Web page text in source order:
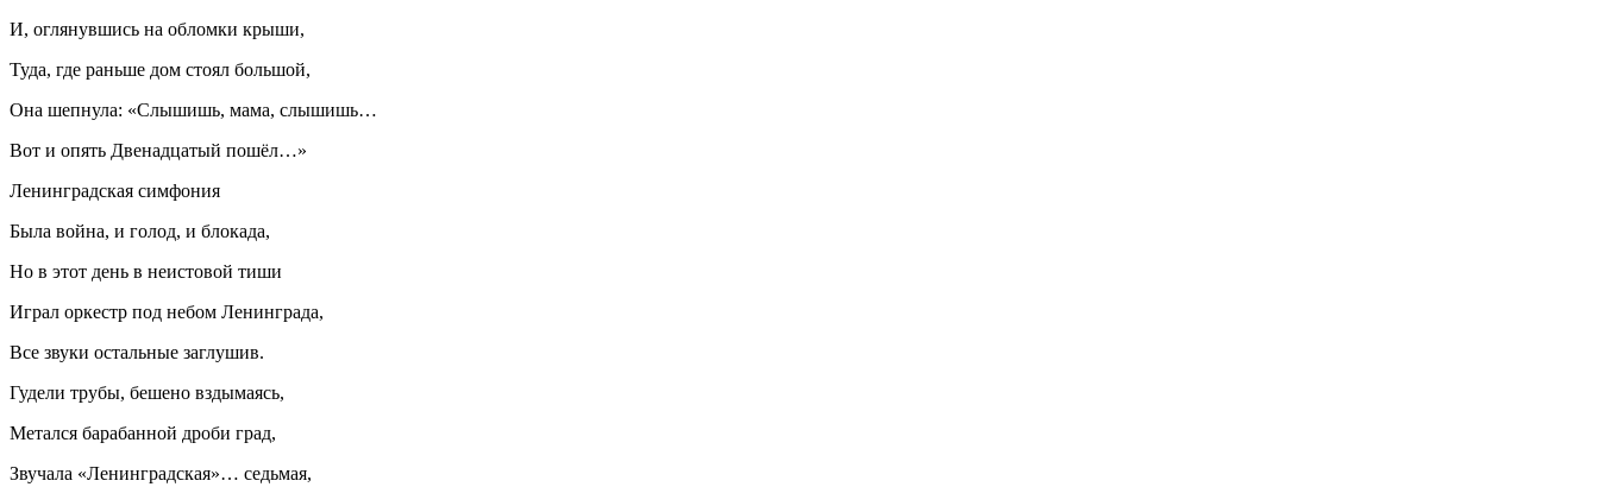
И, оглянувшись на обломки крыши,
Туда, где раньше дом стоял большой,
Она шепнула: «Слышишь, мама, слышишь…
Вот и опять Двенадцатый пошёл…»
Ленинградская симфония
Была война, и голод, и блокада,
Но в этот день в неистовой тиши
Играл оркестр под небом Ленинграда,
Все звуки остальные заглушив.
Гудели трубы, бешено вздымаясь,
Метался барабанной дроби град,
Звучала «Ленинградская»… седьмая,